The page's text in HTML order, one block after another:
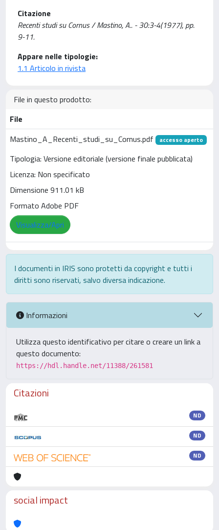
Citazione
Recenti studi su Cornus / Mastino, A.. - 30:3-4(1977), pp.
9-11.
Appare nelle tipologie:
1.1 Articolo in rivista
File in questo prodotto:
File
Mastino_A_Recenti_studi_su_Cornus.pdf
accesso aperto
Tipologia: Versione editoriale (versione finale pubblicata)
Licenza: Non specificato
Dimensione 911.01 kB
Formato Adobe PDF
Visualizza/Apri
I documenti in IRIS sono protetti da copyright e tutti i
diritti sono riservati, salvo diversa indicazione.
Informazioni
Utilizza questo identificativo per citare o creare un link a
questo documento:
https://hdl.handle.net/11388/261581
Citazioni
ND
ND
ND
social impact